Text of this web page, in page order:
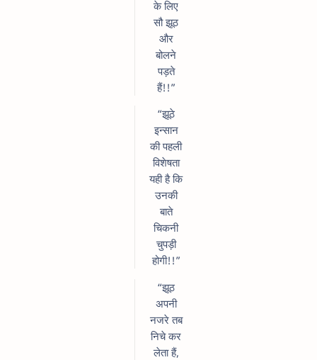
के लिए
सौ झूठ
और
बोलने
पड़ते
हैं!!”
“झूठे
इन्सान
की पहली
विशेषता
यही है कि
उनकी
बाते
चिकनी
चुपड़ी
होगी!!”
“झूठ
अपनी
नजरे तब
निचे कर
लेता हैं,